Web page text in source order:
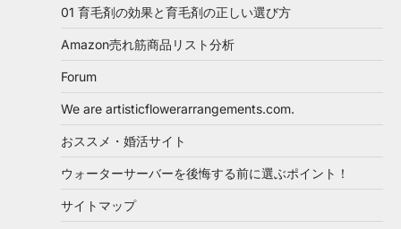
01 育毛剤の効果と育毛剤の正しい選び方
Amazon売れ筋商品リスト分析
Forum
We are artisticflowerarrangements.com.
おススメ・婚活サイト
ウォーターサーバーを後悔する前に選ぶポイント！
サイトマップ